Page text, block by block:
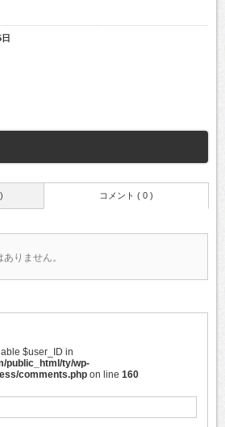
コメント ( 0 )
りません。
$user_ID in
public_html/ty/wp-
comments.php on line 160